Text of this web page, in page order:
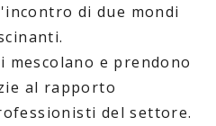
di due mondi
mescolano e prendono
al rapporto
del settore.